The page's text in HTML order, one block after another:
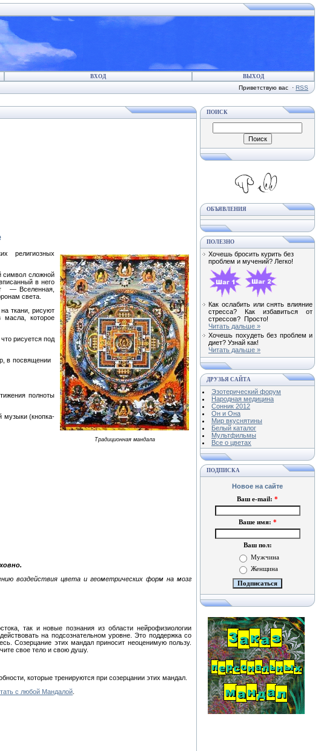
ВХОД ВЫХОД
Приветствую вас · RSS
Традиционная мандала
религиозных
символ сложной
в него
— Вселенная,
света.
ткани, рисуют
которое
рисуется под
в посвящении
полноты
музыки (кнопка-
воздействия цвета и геометрических форм на мозг
так и новые познания из области нейрофизиологии
на подсознательном уровне. Это поддержка со
Созерцание этих мандал приносит неоценимую пользу.
свое тело и свою душу.
которые тренируются при созерцании этих мандал.
с любой Мандалой
ПОИСК
ОБЪЯВЛЕНИЯ
ПОЛЕЗНО
Хочешь бросить курить без
проблем и мучений? Легко!
Как ослабить или снять влияние
стресса? Как избавиться от
стрессов? Просто!
Читать дальше »
Хочешь похудеть без проблем и
диет? Узнай как!
Читать дальше »
ДРУЗЬЯ САЙТА
Эзотерический форум
Народная медицина
Сонник 2012
Он и Она
Мир вкуснятины
Белый каталог
Мультфильмы
Все о цветах
ПОДПИСКА
Новое на сайте
Ваш e-mail: *
Ваше имя: *
Ваш пол:
Мужчина
Женщина